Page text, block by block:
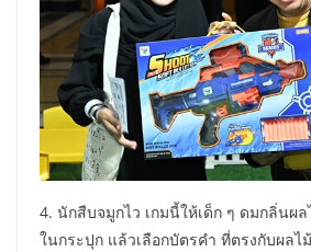
4. นักสืบจมูกไว เกมนี้ให้เด็ก ๆ ดมกลิ่นผ
ในกระปุก แล้วเลือกบัตรคำ ที่ตรงกับผลไ